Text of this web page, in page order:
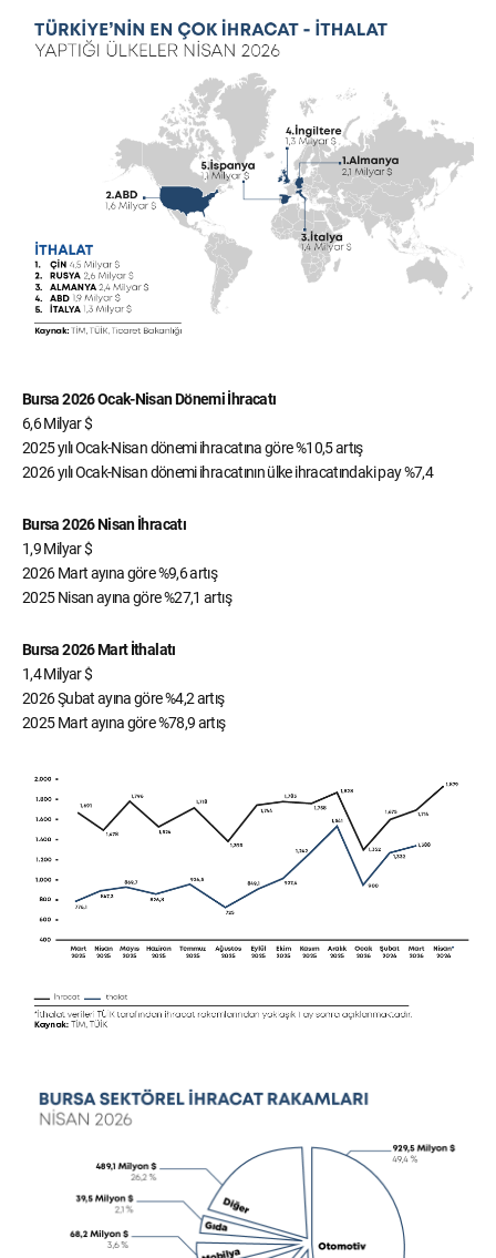
Bursa 2026 Ocak-Nisan Dönemi İhracatı
6,6 Milyar $
2025 yılı Ocak-Nisan dönemi ihracatına göre %10,5 artış
2026 yılı Ocak-Nisan dönemi ihracatının ülke ihracatındaki pay %7,4
Bursa 2026 Nisan İhracatı
1,9 Milyar $
2026 Mart ayına göre %9,6 artış
2025 Nisan ayına göre %27,1 artış
Bursa 2026 Mart İthalatı
1,4 Milyar $
2026 Şubat ayına göre %4,2 artış
2025 Mart ayına göre %78,9 artış